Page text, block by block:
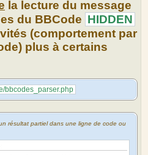
la lecture du message
du BBCode HIDDEN
(comportement par
plus à certains
bbcodes_parser.php
résultat partiel dans une ligne de code ou